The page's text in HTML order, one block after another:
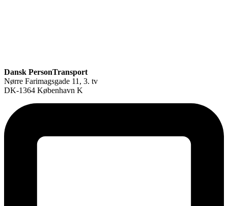
Dansk PersonTransport
Nørre Farimagsgade 11, 3. tv
DK-1364 København K